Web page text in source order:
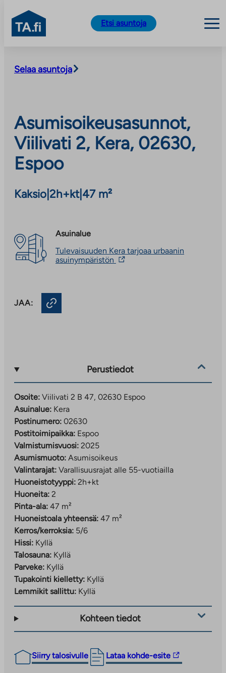
sisältöön
TA.fi
Etsi asuntoja
Selaa asuntoja
Asumisoikeusasunnot,
Viilivati 2, Kera, 02630,
Espoo
Kaksio 2h+kt| 47 m²
Asuinalue
Tulevaisuuden Kera tarjoaa urbaanin
asuinympäristön Linkki
JAA:
Perustiedot
Osoite: Viilivati 2 B 47, 02630 Espoo
Asuinalue: Kera
Postinumero: 02630
Postitoimipaikka: Espoo
Valmistumisvuosi: 2025
Asumismuoto: Asumisoikeus
Valintarajat: Varallisuusrajat alle 55-vuotiailla
Huoneistotyyppi: 2h+kt
Huoneita: 2
Pinta-ala: 47 m²
Huoneistoala yhteensä: 47 m²
Kerros/kerroksia: 5/6
Hissi: Kyllä
Talosauna: Kyllä
Parveke: Kyllä
Tupakointi kielletty: Kyllä
Lemmikit sallittu: Kyllä
Kohteen tiedot
Siirry talosivulle Lataa kohde-esite
Linkki
vie